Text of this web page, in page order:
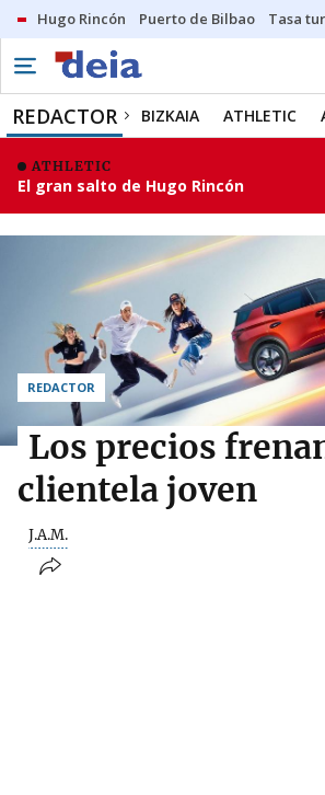
Hugo Rincón Puerto de Bilbao Tasa
REDACTOR BIZKAIA ATHLETIC
ATHLETIC
El gran salto de Hugo Rincón
REDACTOR
Los precios
clientela joven
J.A.M.